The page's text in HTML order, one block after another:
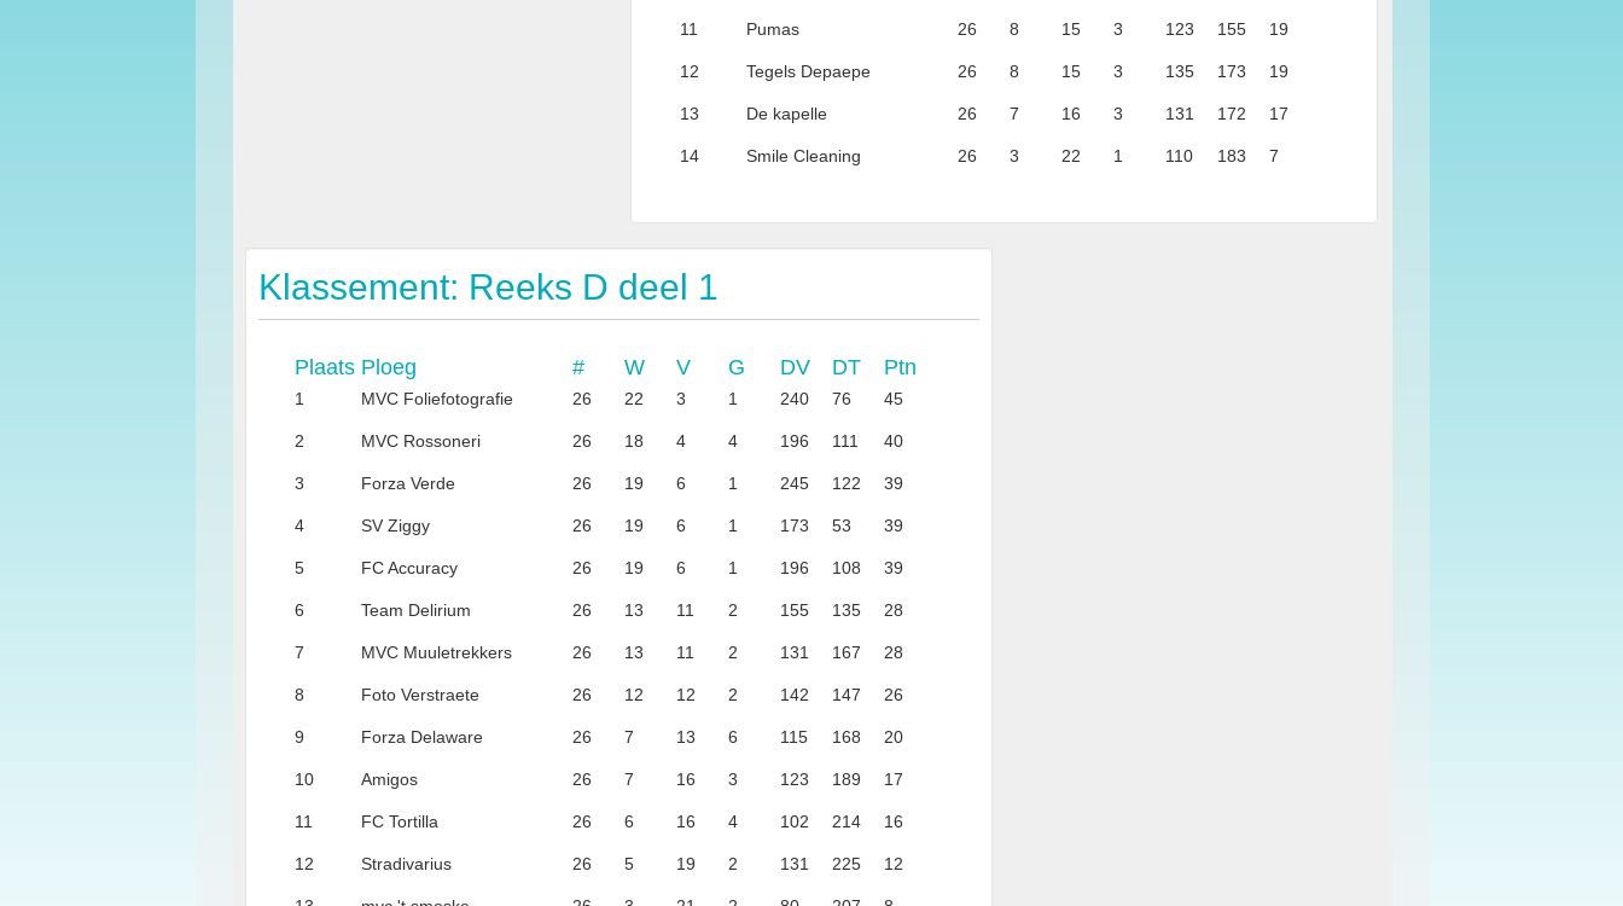
11 Pumas 26 8 15 3 123 155 19
12 Tegels Depaepe 26 8 15 3 135 173 19
13 De kapelle 26 7 16 3 131 172 17
14 Smile Cleaning 26 3 22 1 110 183 7
Klassement: Reeks D deel 1
Plaats Ploeg # W V G DV DT Ptn
1 MVC Foliefotografie 26 22 3 1 240 76 45
2 MVC Rossoneri 26 18 4 4 196 111 40
3 Forza Verde 26 19 6 1 245 122 39
4 SV Ziggy 26 19 6 1 173 53 39
5 FC Accuracy 26 19 6 1 196 108 39
6 Team Delirium 26 13 11 2 155 135 28
7 MVC Muuletrekkers 26 13 11 2 131 167 28
8 Foto Verstraete 26 12 12 2 142 147 26
9 Forza Delaware 26 7 13 6 115 168 20
10 Amigos 26 7 16 3 123 189 17
11 FC Tortilla 26 6 16 4 102 214 16
12 Stradivarius 26 5 19 2 131 225 12